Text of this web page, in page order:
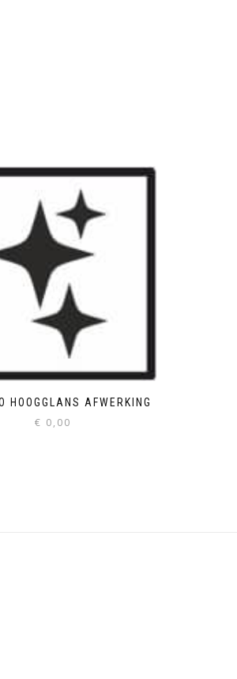
HOOGGLANS AFWERKING
€ 0,00